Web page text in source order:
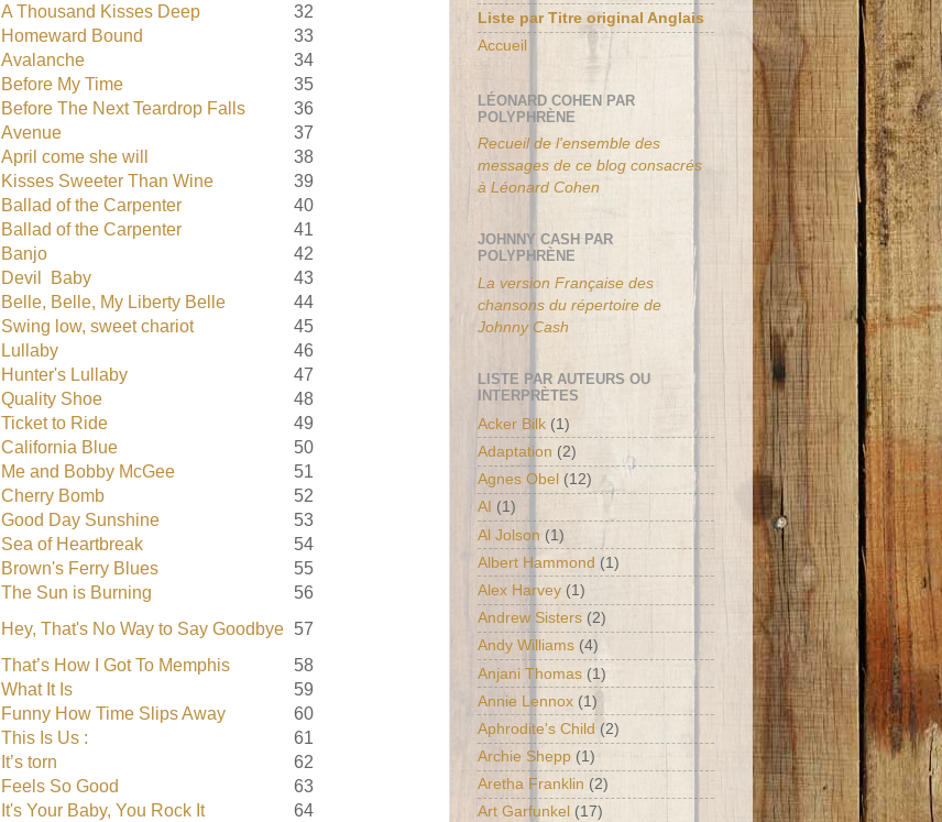
A Thousand Kisses Deep
32
Homeward Bound
33
Avalanche
34
Before My Time
35
Before The Next Teardrop Falls
36
Avenue
37
April come she will
38
Kisses Sweeter Than Wine
39
Ballad of the Carpenter
40
Ballad of the Carpenter
41
Banjo
42
Devil Baby
43
Belle, Belle, My Liberty Belle
44
Swing low, sweet chariot
45
Lullaby
46
Hunter's Lullaby
47
Quality Shoe
48
Ticket to Ride
49
California Blue
50
Me and Bobby McGee
51
Cherry Bomb
52
Good Day Sunshine
53
Sea of Heartbreak
54
Brown's Ferry Blues
55
The Sun is Burning
56
Hey, That's No Way to Say Goodbye 57
That’s How I Got To Memphis
58
What It Is
59
Funny How Time Slips Away
60
This Is Us :
61
It’s torn
62
Feels So Good
63
It's Your Baby, You Rock It
64
Liste par Titre original Anglais
Accueil
LÉONARD COHEN PAR
POLYPHRÈNE
Recueil de l'ensemble des
messages de ce blog consacrés
à Léonard Cohen
JOHNNY CASH PAR
POLYPHRÈNE
La version Française des
chansons du répertoire de
Johnny Cash
LISTE PAR AUTEURS OU
INTERPRÈTES
Acker Bilk (1)
Adaptation (2)
Agnes Obel (12)
AI (1)
Al Jolson (1)
Albert Hammond (1)
Alex Harvey (1)
Andrew Sisters (2)
Andy Williams (4)
Anjani Thomas (1)
Annie Lennox (1)
Aphrodite's Child (2)
Archie Shepp (1)
Aretha Franklin (2)
Art Garfunkel (17)